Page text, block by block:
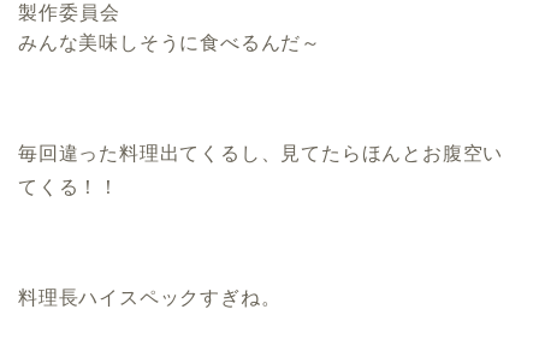
製作委員会
みんな美味しそうに食べるんだ～
毎回違った料理出てくるし、見てたらほんとお腹空い
てくる！！
料理長ハイスペックすぎね。